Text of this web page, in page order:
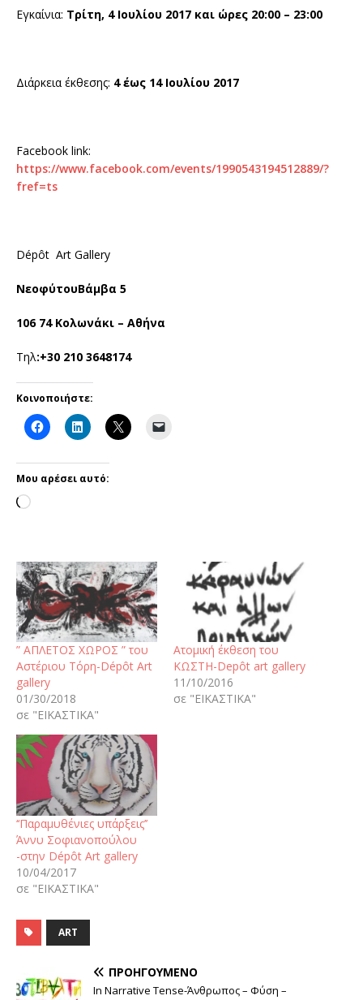
Εγκαίνια: Τρίτη, 4 Ιουλίου 2017 και ώρες 20:00 – 23:00
Διάρκεια έκθεσης: 4 έως 14 Ιουλίου 2017
Facebook link:
https://www.facebook.com/events/1990543194512889/?
fref=ts
Dépôt Art Gallery
ΝεοφύτουΒάμβα 5
106 74 Κολωνάκι – Αθήνα
Τηλ:+30 210 3648174
Κοινοποιήστε:
Μου αρέσει αυτό:
” ΑΠΛΕΤΟΣ ΧΩΡΟΣ ” του
Αστέριου Τόρη-Dépôt Art
gallery
01/30/2018
σε "ΕΙΚΑΣΤΙΚΑ"
Ατομική έκθεση του
ΚΩΣΤΗ-Depôt art gallery
11/10/2016
σε "ΕΙΚΑΣΤΙΚΑ"
‘‘Παραμυθένιες υπάρξεις’’
Άννυ Σοφιανοπούλου
-στην Dépôt Αrt gallery
10/04/2017
σε "ΕΙΚΑΣΤΙΚΑ"
ART
ΠΡΟΗΓΟΎΜΕΝΟ
In Narrative Tense-Άνθρωπος – Φύση –